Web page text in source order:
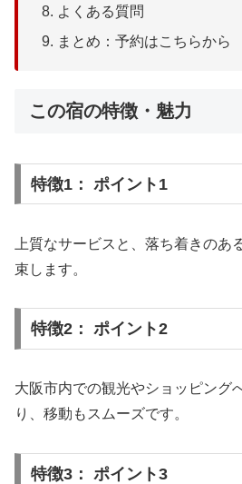
よくある質問
まとめ：予約はこちらから
この宿の特徴・魅力
特徴1： ポイント1
上質なサービスと、落ち着きのあ
束します。
特徴2： ポイント2
大阪市内での観光やショッピング
り、移動もスムーズです。
特徴3： ポイント3